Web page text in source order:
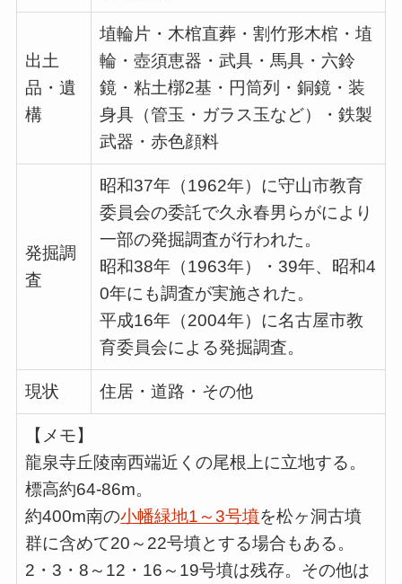
出土
品・遺
構
埴輪片・木棺直葬・割竹形木棺・埴
輪・壺須恵器・武具・馬具・六鈴
鏡・粘土槨2基・円筒列・銅鏡・装
身具（管玉・ガラス玉など）・鉄製
武器・赤色顔料
発掘調
査
昭和37年（1962年）に守山市教育
委員会の委託で久永春男らがにより
一部の発掘調査が行われた。
昭和38年（1963年）・39年、昭和4
0年にも調査が実施された。
平成16年（2004年）に名古屋市教
育委員会による発掘調査。
現状 住居・道路・その他
【メモ】
龍泉寺丘陵南西端近くの尾根上に立地する。
標高約64-86m。
約400m南の小幡緑地1～3号墳を松ヶ洞古墳
群に含めて20～22号墳とする場合もある。
2・3・8～12・16～19号墳は残存。その他は